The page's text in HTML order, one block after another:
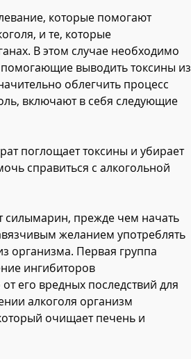
которые помогают
и те, которые
В этом случае необходимо
выводить токсины из
облегчить процесс
включают в себя следующие
поглощает токсины и убирает
справиться с алкогольной
силымарин, прежде чем начать
желанием употреблять
организма. Первая группа
ингибиторов
его вредных последствий для
алкоголя организм
очищает печень и